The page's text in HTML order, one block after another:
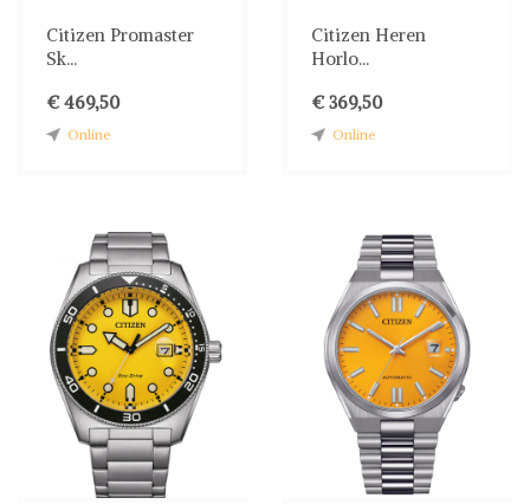
Citizen Promaster
Sk...
€ 469,50
Online
Citizen Heren
Horlo...
€ 369,50
Online